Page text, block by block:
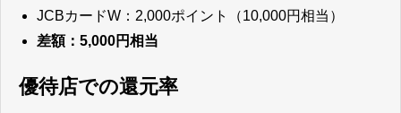
JCBカードW：2,000ポイント（10,000円相当）
差額：5,000円相当
優待店での還元率